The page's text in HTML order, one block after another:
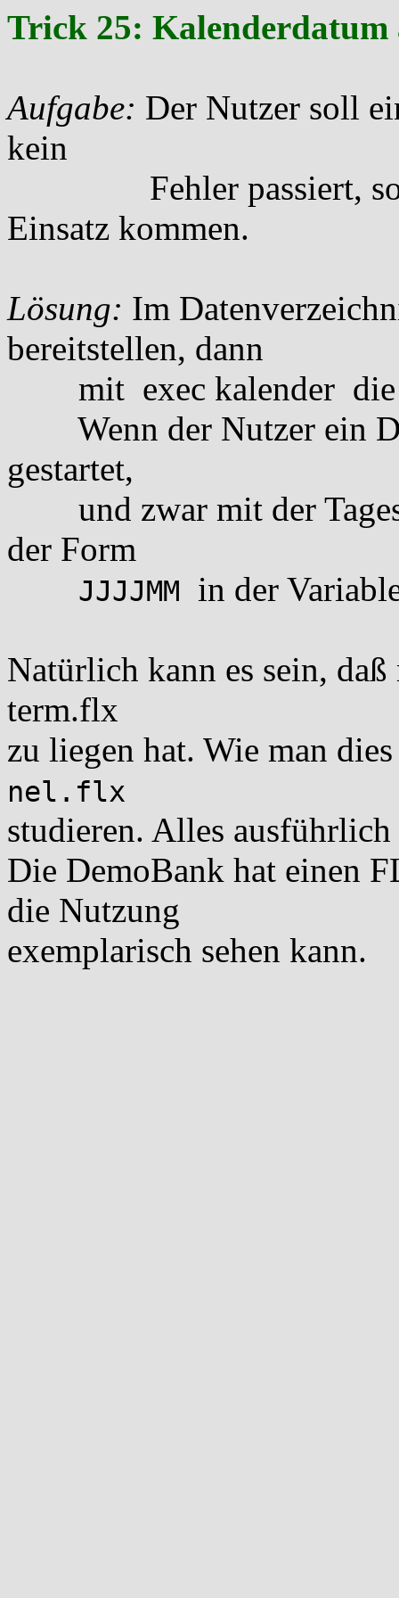
Trick 25: Kalenderdatum
Aufgabe: Der Nutzer soll
kein
Fehler passiert, soll
Einsatz kommen.
Lösung: Im
bereitstellen, dann
mit exec kalender die
Wenn der Nutzer ein
gestartet,
und zwar mit der
der Form
JJJJMM in der
Natürlich kann es sein,
term.flx
zu liegen hat. Wie man
nel.flx
studieren. Alles
Die DemoBank hat einen
die Nutzung
exemplarisch sehen kann.